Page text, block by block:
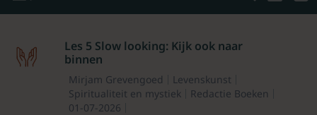
Les 5 Slow looking: Kijk ook naar
binnen
Mirjam Grevengoed
Levenskunst
Spiritualiteit en mystiek
Redactie Boeken
01-07-2026